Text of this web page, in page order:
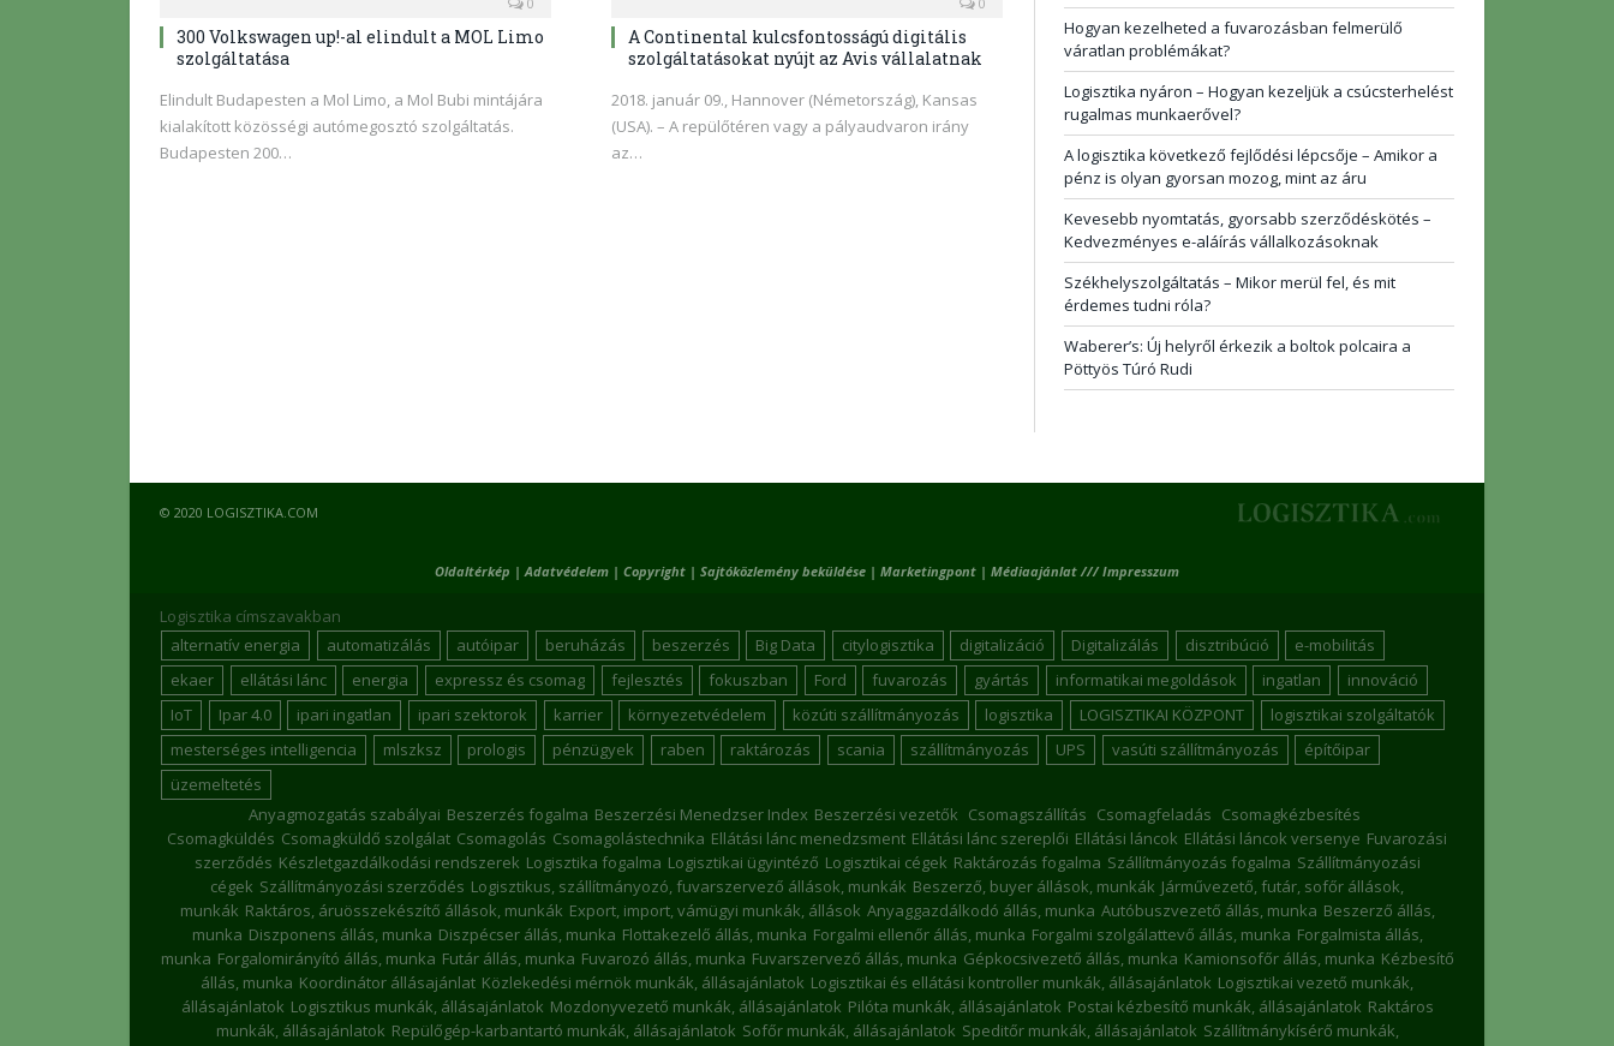
300 Volkswagen up!-al elindult a MOL Limo
szolgáltatása
Elindult Budapesten a Mol Limo, a Mol Bubi mintájára
kialakított közösségi autómegosztó szolgáltatás.
Budapesten 200…
A Continental kulcsfontosságú digitális
szolgáltatásokat nyújt az Avis vállalatnak
2018. január 09., Hannover (Németország), Kansas
(USA). – A repülőtéren vagy a pályaudvaron irány
az…
Hogyan kezelheted a fuvarozásban felmerülő
váratlan problémákat?
Logisztika nyáron – Hogyan kezeljük a csúcsterhelést
rugalmas munkaerővel?
A logisztika következő fejlődési lépcsője – Amikor a
pénz is olyan gyorsan mozog, mint az áru
Kevesebb nyomtatás, gyorsabb szerződéskötés –
Kedvezményes e-aláírás vállalkozásoknak
Székhelyszolgáltatás – Mikor merül fel, és mit
érdemes tudni róla?
Waberer’s: Új helyről érkezik a boltok polcaira a
Pöttyös Túró Rudi
© 2020 LOGISZTIKA.COM
Oldaltérkép |Adatvédelem | Copyright | Sajtóközlemény beküldése | Marketingpont | Médiaajánlat /// Impresszum
Logisztika címszavakban
alternatív energia
automatizálás autóipar beruházás beszerzés Big Data citylogisztika digitalizáció Digitalizálás disztribúció
e-mobilitás
ekaer
ellátási lánc energia expressz és csomag fejlesztés fokuszban Ford fuvarozás gyártás informatikai megoldások ingatlan
innováció
IoT
Ipar 4.0 ipari ingatlan ipari szektorok karrier környezetvédelem közúti szállítmányozás logisztika LOGISZTIKAI KÖZPONT
logisztikai szolgáltatók
mesterséges intelligencia
mlszksz prologis pénzügyek raben raktározás scania szállítmányozás UPS vasúti szállítmányozás
építőipar
üzemeltetés
Anyagmozgatás szabályai Beszerzés fogalma Beszerzési Menedzser Index Beszerzési vezetők Csomagszállítás Csomagfeladás Csomagkézbesítés
Csomagküldés Csomagküldő szolgálat Csomagolás Csomagolástechnika Ellátási lánc menedzsment Ellátási lánc szereplői Ellátási láncok Ellátási láncok versenye Fuvarozási
szerződés Készletgazdálkodási rendszerek Logisztika fogalma Logisztikai ügyintéző Logisztikai cégek Raktározás fogalma Szállítmányozás fogalma Szállítmányozási
cégek Szállítmányozási szerződés Logisztikus, szállítmányozó, fuvarszervező állások, munkák Beszerző, buyer állások, munkák Járművezető, futár, sofőr állások,
munkák Raktáros, áruösszekészítő állások, munkák Export, import, vámügyi munkák, állások Anyaggazdálkodó állás, munka Autóbuszvezető állás, munka Beszerző állás,
munka Diszponens állás, munka Diszpécser állás, munka Flottakezelő állás, munka Forgalmi ellenőr állás, munka Forgalmi szolgálattevő állás, munka Forgalmista állás,
munka Forgalomirányító állás, munka Futár állás, munka Fuvarozó állás, munka Fuvarszervező állás, munka Gépkocsivezető állás, munka Kamionsofőr állás, munka Kézbesítő
állás, munka Koordinátor állásajánlat Közlekedési mérnök munkák, állásajánlatok Logisztikai és ellátási kontroller munkák, állásajánlatok Logisztikai vezető munkák,
állásajánlatok Logisztikus munkák, állásajánlatok Mozdonyvezető munkák, állásajánlatok Pilóta munkák, állásajánlatok Postai kézbesítő munkák, állásajánlatok Raktáros
munkák, állásajánlatok Repülőgép-karbantartó munkák, állásajánlatok Sofőr munkák, állásajánlatok Speditőr munkák, állásajánlatok Szállítmánykísérő munkák,